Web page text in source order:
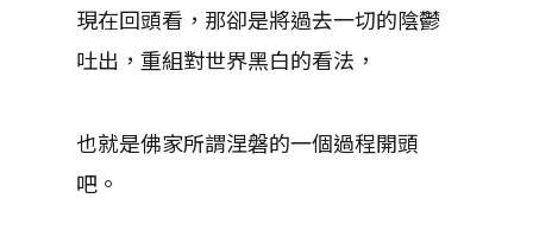
現在回頭看，那卻是將過去一切的陰鬱
吐出，重組對世界黑白的看法，
也就是佛家所謂涅磐的一個過程開頭
吧。